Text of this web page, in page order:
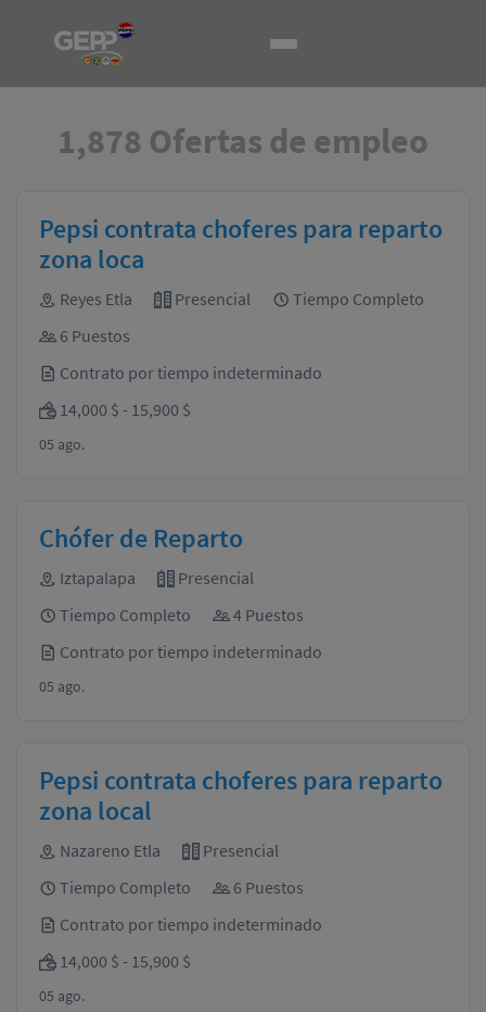
1,878 Ofertas de empleo
Pepsi contrata choferes para reparto
zona loca
Reyes Etla Presencial
Tiempo Completo
6 Puestos
Contrato por tiempo indeterminado
14,000 $ - 15,900 $
05 ago.
Chófer de Reparto
Iztapalapa
Presencial
Tiempo Completo
4 Puestos
Contrato por tiempo indeterminado
05 ago.
Pepsi contrata choferes para reparto
zona local
Nazareno Etla
Presencial
Tiempo Completo
6 Puestos
Contrato por tiempo indeterminado
14,000 $ - 15,900 $
05 ago.